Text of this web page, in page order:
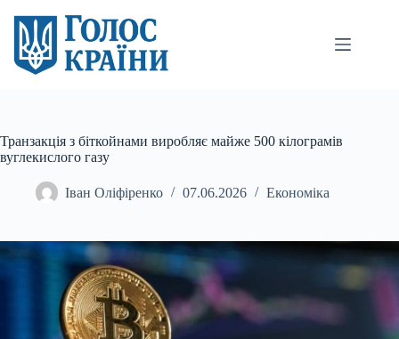
вмісту
Транзакція з біткойнами виробляє майже 500 кілограмів
вуглекислого газу
Іван Оліфіренко 07.06.2026 Економіка